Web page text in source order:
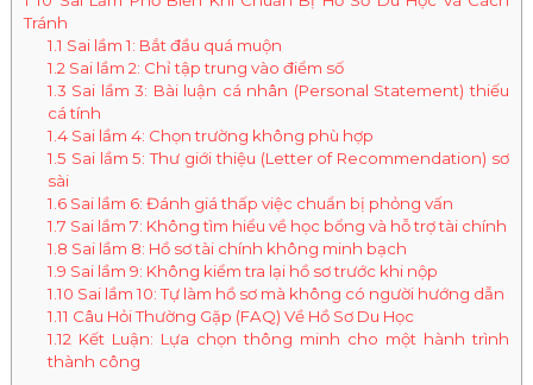
Tránh
1.1 Sai lầm 1: Bắt đầu quá muộn
1.2Sai lầm 2: Chỉ tập trung vào điểm số
1.3 Sai lầm 3: Bài luận cá nhân (Personal Statement) thiếu
cá tính
1.4Sai lầm 4: Chọn trường không phù hợp
1.5 Sai lầm 5: Thư giới thiệu (Letter of Recommendation) sơ
sài
1.6Sai lầm 6: Đánh giá thấp việc chuẩn bị phỏng vấn
1.7 Sai lầm 7: Không tìm hiểu về học bổng và hỗ trợ tài chính
1.8 Sai lầm 8: Hồ sơ tài chính không minh bạch
1.9 Sai lầm 9: Không kiểm tra lại hồ sơ trước khi nộp
1.10 Sai lầm 10: Tự làm hồ sơ mà không có người hướng dẫn
1.11 Câu Hỏi Thường Gặp (FAQ) Về Hồ Sơ Du Học
1.12Kết Luận: Lựa chọn thông minh cho một hành trình
thành công